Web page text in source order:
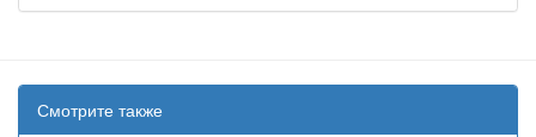
Смотрите также